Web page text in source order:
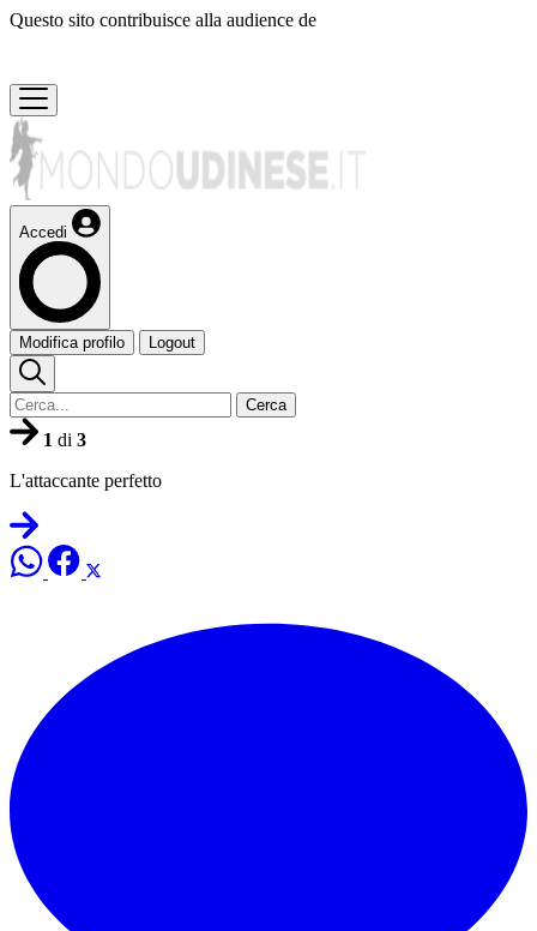
Questo sito contribuisce alla audience de
Accedi
Modifica profilo Logout
Cerca
1 di 3
L'attaccante perfetto